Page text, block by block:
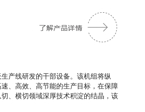
产线研发的干部设备。该机组将纵
、高效、高节能的生产目标，在保障
、横切领域深厚技术积淀的结晶，该